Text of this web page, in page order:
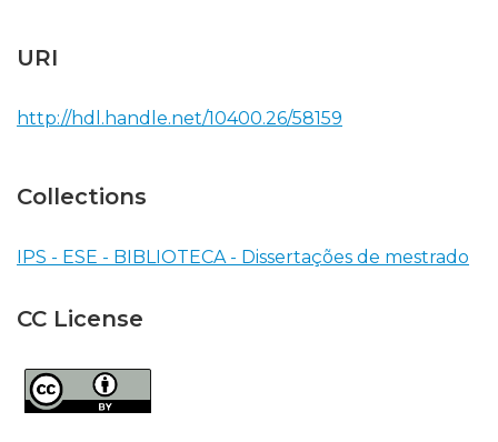
URI
http://hdl.handle.net/10400.26/58159
Collections
IPS - ESE - BIBLIOTECA - Dissertações de mestrado
CC License